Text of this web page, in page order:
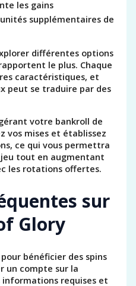
les gains
supplémentaires de
différentes options
le plus. Chaque
caractéristiques, et
peut se traduire par des
votre bankroll de
vos mises et établissez
ce qui vous permettra
tout en augmentant
les rotations offertes.
sur
Glory
bénéficier des spins
un compte sur la
requises et